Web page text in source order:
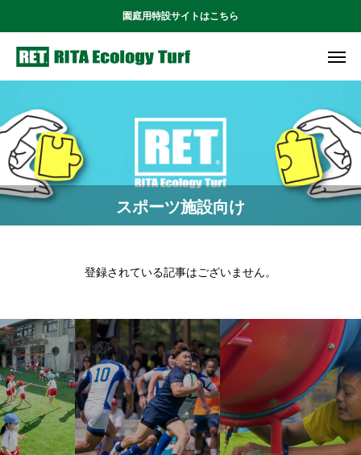
園庭用特設サイトはこちら
スポーツ施設向け
登録されている記事はございません。